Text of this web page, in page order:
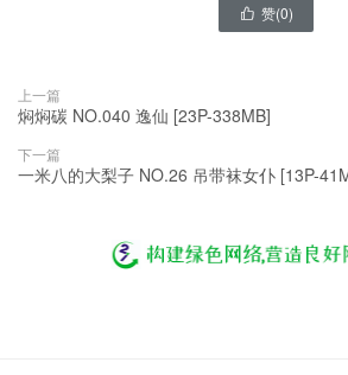
 赞(0)
上一篇
焖焖碳 NO.040 逸仙 [23P-338MB]
下一篇
一米八的大梨子 NO.26 吊带袜女仆 [13P-